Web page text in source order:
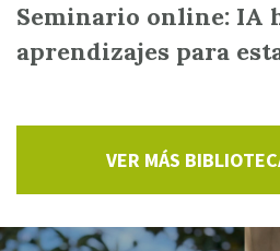
Seminario online: IA
aprendizajes para
VER MÁS